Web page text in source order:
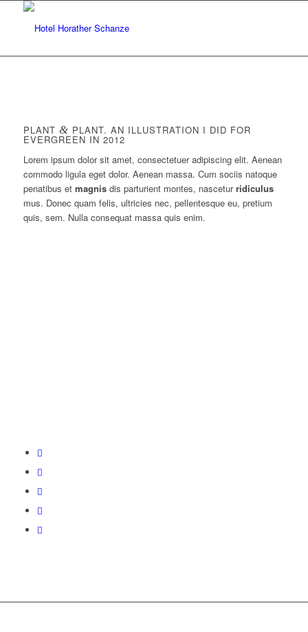
PLANT & PLANT. AN ILLUSTRATION I DID FOR
EVERGREEN IN 2012
Lorem ipsum dolor sit amet, consectetuer adipiscing elit. Aenean
commodo ligula eget dolor. Aenean massa. Cum sociis natoque
penatibus et magnisdis parturient montes, nasceturridiculus
mus. Donec quam felis, ultricies nec, pellentesque eu, pretium
quis, sem. Nulla consequat massa quis enim.